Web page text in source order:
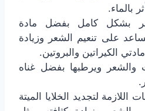
بالماء.
بشكل كامل بفضل مادة
على تنعيم الشعر وزيادة
الكيراتين والبروتين.
والشعر ويرطبها بفضل غناه
اللازمة لتجديد الخلايا الميتة